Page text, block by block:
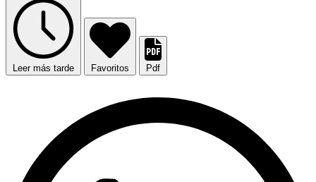
Leer más tarde Favoritos Pdf